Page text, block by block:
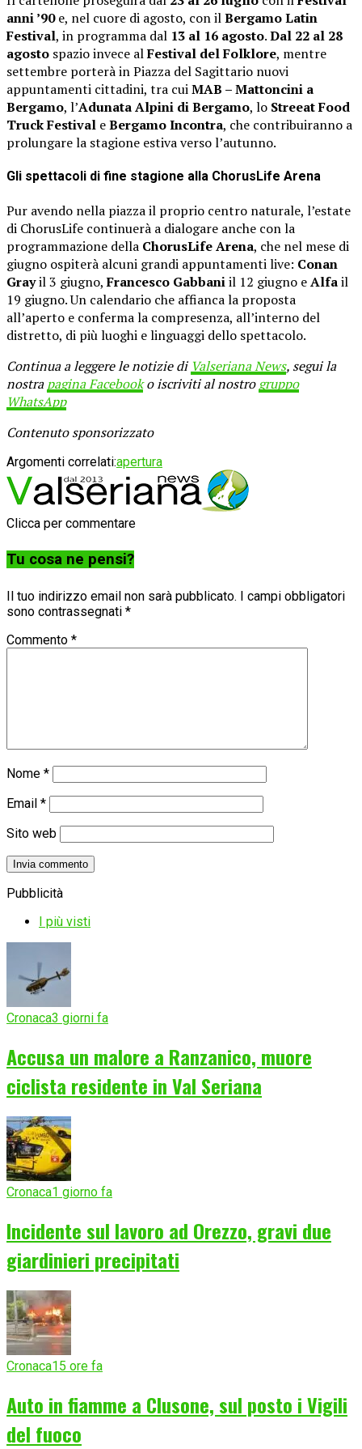
anni ’90e, nel cuore di agosto, con ilBergamo Latin
Festival, in programma dal 13 al 16 agosto.Dal 22 al 28
agosto spazio invece alFestival del Folklore, mentre
settembre porterà in Piazza del Sagittario nuovi
appuntamenti cittadini, tra cuiMAB – Mattoncini a
Bergamo, l’Adunata Alpini di Bergamo, lo Streeat Food
Truck Festival eBergamo Incontra, che contribuiranno a
prolungare la stagione estiva verso l’autunno.
Gli spettacoli di fine stagione alla ChorusLife Arena
Pur avendo nella piazza il proprio centro naturale, l’estate
di ChorusLife continuerà a dialogare anche con la
programmazione della ChorusLife Arena, che nel mese di
giugno ospiterà alcuni grandi appuntamenti live: Conan
Grayil 3 giugno,Francesco Gabbaniil 12 giugno eAlfail
19 giugno. Un calendario che affianca la proposta
all’aperto e conferma la compresenza, all’interno del
distretto, di più luoghi e linguaggi dello spettacolo.
Continua a leggere le notizie di Valseriana News, segui la
nostrapagina Facebooko iscriviti al nostrogruppo
WhatsApp
Contenuto sponsorizzato
Argomenti correlati:apertura
Clicca per commentare
Tu cosa ne pensi?
Il tuo indirizzo email non sarà pubblicato.
I campi obbligatori
sono contrassegnati *
Commento *
Nome *
Email *
Sito web
Pubblicità
I più visti
Cronaca3 giorni fa
Accusa un malore a Ranzanico, muore
ciclista residente in Val Seriana
Cronaca1 giorno fa
Incidente sul lavoro ad Orezzo, gravi due
giardinieri precipitati
Cronaca15 ore fa
Auto in fiamme a Clusone, sul posto i Vigili
del fuoco